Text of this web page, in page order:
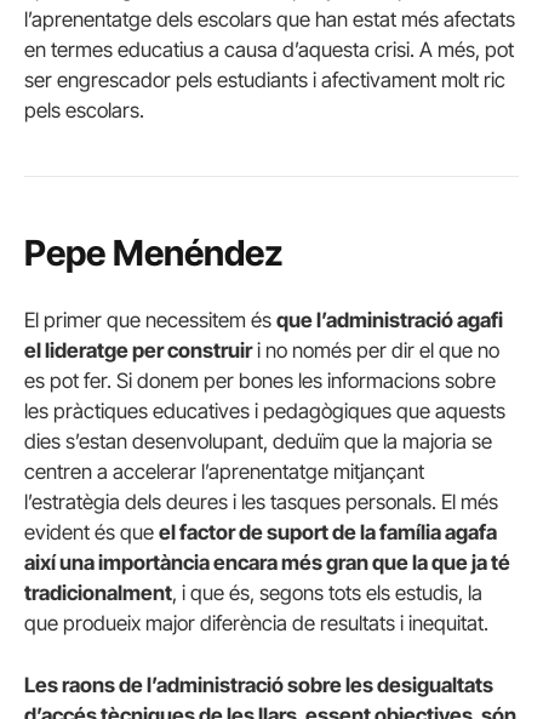
l’aprenentatge dels escolars que han estat més afectats
en termes educatius a causa d’aquesta crisi. A més, pot
ser engrescador pels estudiants i afectivament molt ric
pels escolars.
Pepe Menéndez
El primer que necessitem és que l’administració agafi
el lideratge per construiri no només per dir el que no
es pot fer. Si donem per bones les informacions sobre
les pràctiques educatives i pedagògiques que aquests
dies s’estan desenvolupant, deduïm que la majoria se
centren a accelerar l’aprenentatge mitjançant
l’estratègia dels deures i les tasques personals. El més
evident és que el factor de suport de la família agafa
així una importància encara més gran que la que ja té
tradicionalment, i que és, segons tots els estudis, la
que produeix major diferència de resultats i inequitat.
Les raons de l’administració sobre les desigualtats